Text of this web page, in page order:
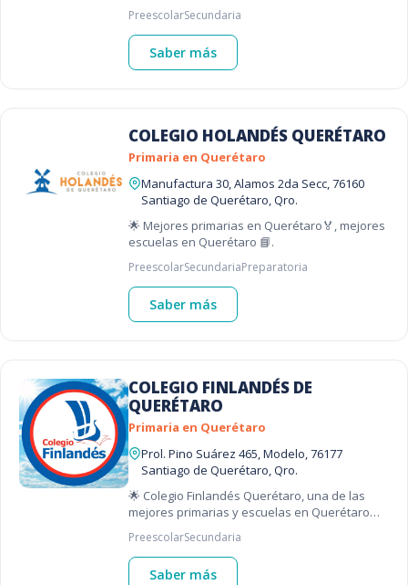
PreescolarSecundaria
Saber más
COLEGIO HOLANDÉS QUERÉTARO
Primaria en Querétaro
Manufactura 30, Alamos 2da Secc, 76160
Santiago de Querétaro, Qro.
🌟 Mejores primarias en Querétaro🏅, mejores
escuelas en Querétaro 📘.
PreescolarSecundariaPreparatoria
Saber más
COLEGIO FINLANDÉS DE
QUERÉTARO
Primaria en Querétaro
Prol. Pino Suárez 465, Modelo, 76177
Santiago de Querétaro, Qro.
🌟 Colegio Finlandés Querétaro, una de las
mejores primarias y escuelas en Querétaro
PreescolarSecundaria
Saber más